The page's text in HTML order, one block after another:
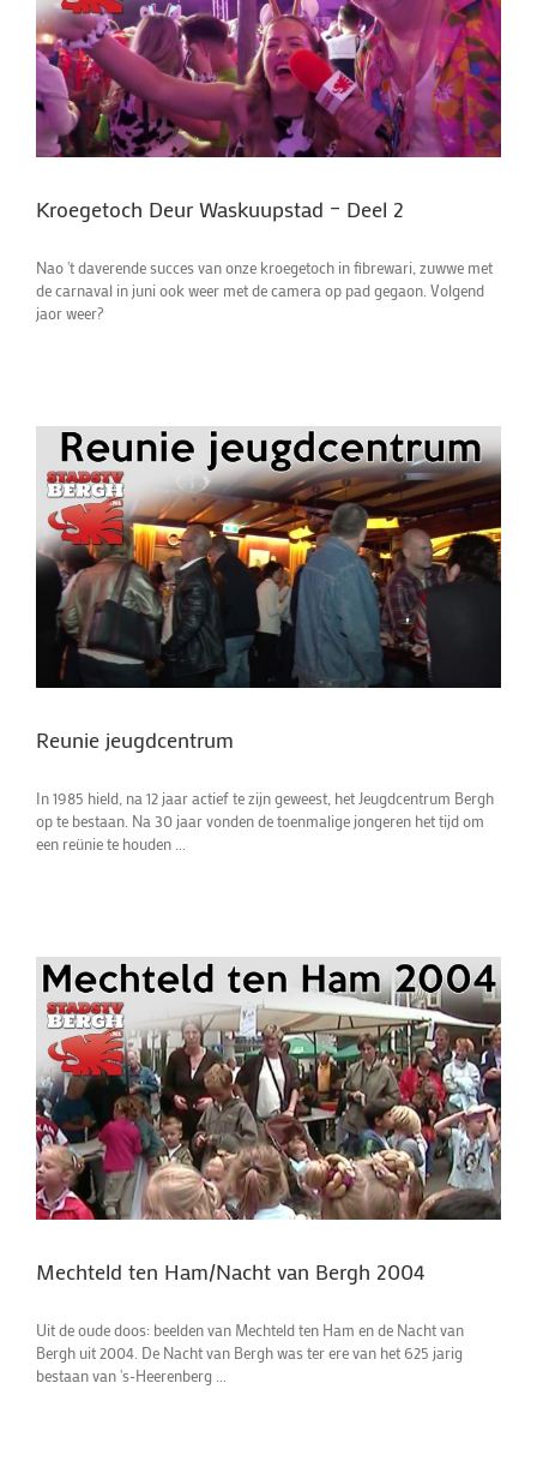
Kroegetoch Deur Waskuupstad – Deel 2
Nao 't daverende succes van onze kroegetoch in fibrewari, zuwwe met
de carnaval in juni ook weer met de camera op pad gegaon. Volgend
jaor weer?
Reunie jeugdcentrum
In 1985 hield, na 12 jaar actief te zijn geweest, het Jeugdcentrum Bergh
op te bestaan. Na 30 jaar vonden de toenmalige jongeren het tijd om
een reünie te houden ...
Mechteld ten Ham/Nacht van Bergh 2004
Uit de oude doos: beelden van Mechteld ten Ham en de Nacht van
Bergh uit 2004. De Nacht van Bergh was ter ere van het 625 jarig
bestaan van 's-Heerenberg ...